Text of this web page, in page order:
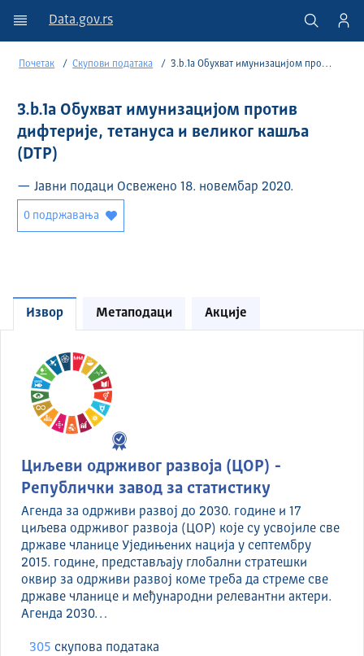
Data.gov.rs
Почетак Скупови података 3.b.1a Обухват имунизацијом против дифтерије, тетануса и великог кашља (DTP)
3.b.1a Обухват имунизацијом против
дифтерије, тетануса и великог кашља
(DTP)
— Јавни подаци Освежено 18. новембар 2020.
0 подржавања
Извор Метаподаци Акције
Циљеви одрживог развоја (ЦОР) -
Републички завод за статистику
Агенда за одрживи развој до 2030. године и 17
циљева одрживог развоја (ЦОР) које су усвојиле све
државе чланице Уједињених нација у септембру
2015. године, представљају глобални стратешки
оквир за одрживи развој коме треба да стреме све
државе чланице и међународни релевантни актери.
Агенда 2030…
305 скуповa података